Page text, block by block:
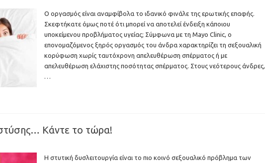
Ο οργασμός είναι αναμφίβολα το ιδανικό φινάλε της ερωτικής επαφής.
Σκεφτήκατε όμως ποτέ ότι μπορεί να αποτελεί ένδειξη κάποιου
υποκείμενου προβλήματος υγείας; Σύμφωνα με τη Mayo Clinic, ο
επονομαζόμενος ξηρός οργασμός του άνδρα χαρακτηρίζει τη σεξουαλική
κορύφωση χωρίς ταυτόχρονη απελευθέρωση σπέρματος ή με
απελευθέρωση ελάχιστης ποσότητας σπέρματος. Στους νεότερους άνδρες,
…
Κάντε το τώρα!
Η στυτική δυσλειτουργία είναι το πιο κοινό σεξουαλικό πρόβλημα των